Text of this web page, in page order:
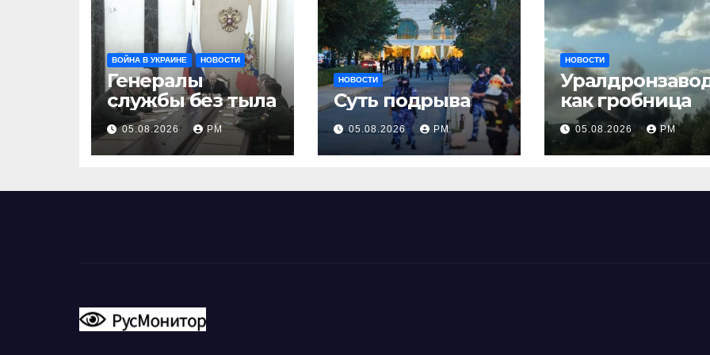
ВОЙНА В УКРАИНЕ НОВОСТИ
Генералы
службы без тыла
05.08.2026 РМ
НОВОСТИ
Суть подрыва
05.08.2026 РМ
НОВОСТИ
как гробница
05.08.2026 РМ